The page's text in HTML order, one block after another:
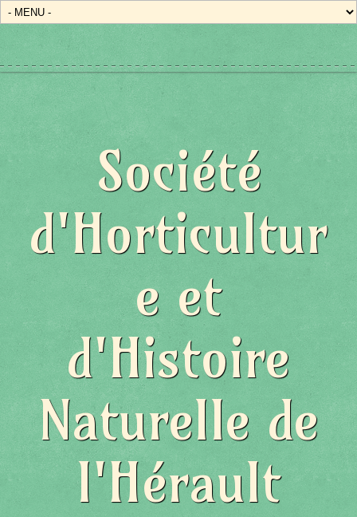
Société
d'Horticultur
e et
d'Histoire
Naturelle de
l'Hérault